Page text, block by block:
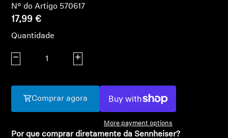
Explorar
Sobre Nós
Inovações
Sound Space
Nº do Artigo 570617
17,99 €
Quantidade
Diminuir quantidadeAumentar quantidade
Comprar agora
More payment options
Por que comprar diretamente da Sennheiser?